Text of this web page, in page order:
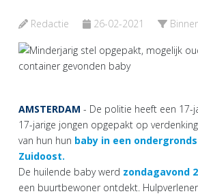
Redactie 26-02-2021
AMSTERDAM - De politie heeft een 17-
17-jarige jongen opgepakt op
van hun hun baby in een
Zuidoost.
De huilende baby werd zondagavond
een buurtbewoner ontdekt.